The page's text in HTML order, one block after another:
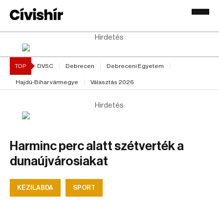
Hirdetés
TOP DVSC Debrecen Debreceni Egyetem
Hajdú-Bihar vármegye Választás 2026
Hirdetés
Harminc perc alatt szétverték a
dunaújvárosiakat
KÉZILABDA SPORT